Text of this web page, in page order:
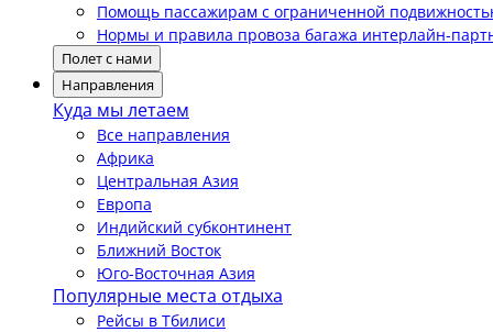
Помощь пассажирам с ограниченной
Нормы и правила провоза багажа интерлайн-
Полет с нами
Направления
Куда мы летаем
Все направления
Африка
Центральная Азия
Европа
Индийский субконтинент
Ближний Восток
Юго-Восточная Азия
Популярные места отдыха
Рейсы в Тбилиси